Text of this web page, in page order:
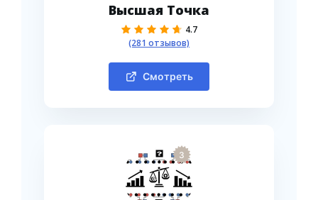
Высшая Точка
4.7
(281 отзывов)
Смотреть
3